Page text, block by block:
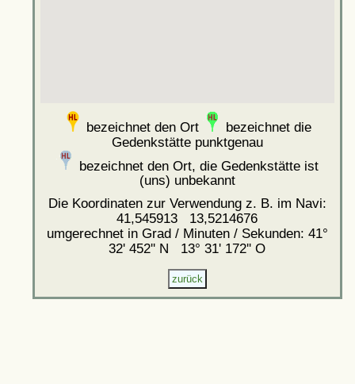
bezeichnet den Ort
bezeichnet die
Gedenkstätte punktgenau
bezeichnet den Ort, die Gedenkstätte ist
(uns) unbekannt
Die Koordinaten zur Verwendung z. B. im Navi:
41,545913 13,5214676
umgerechnet in Grad / Minuten / Sekunden: 41°
32' 452'' N 13° 31' 172'' O